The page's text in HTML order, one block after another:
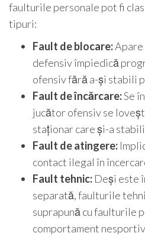
faulturile personale pot fi
tipuri:
Fault de blocare:Apare
defensiv împiedică
ofensiv fără a-și stabili
Fault de încărcare:Se
jucător ofensiv se
staționar care și-a
Fault de atingere:
contact ilegal în
Fault tehnic: Deși este
separată, faulturile
suprapună cu faulturile
comportament